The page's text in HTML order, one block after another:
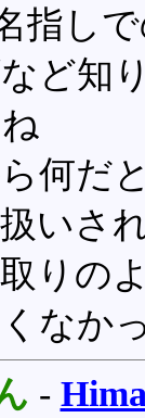
指し
など知
何だ
いさ
りの
なか
-